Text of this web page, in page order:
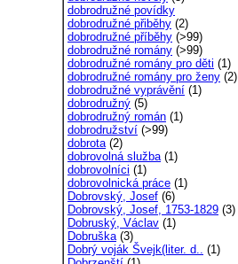
dobrodružné povídky
dobrodružné přiběhy (2)
dobrodružné příběhy (>99)
dobrodružné romány (>99)
dobrodružné romány pro děti (1)
dobrodružné romány pro ženy (2)
dobrodružné vyprávění (1)
dobrodružný (5)
dobrodružný román (1)
dobrodružství (>99)
dobrota(2)
dobrovolná služba(1)
dobrovolníci (1)
dobrovolnická práce (1)
Dobrovský, Josef (6)
Dobrovský, Josef, 1753-1829 (3)
Dobruský, Václav (1)
Dobruška(3)
Dobrý voják Švejk(liter. d.. (1)